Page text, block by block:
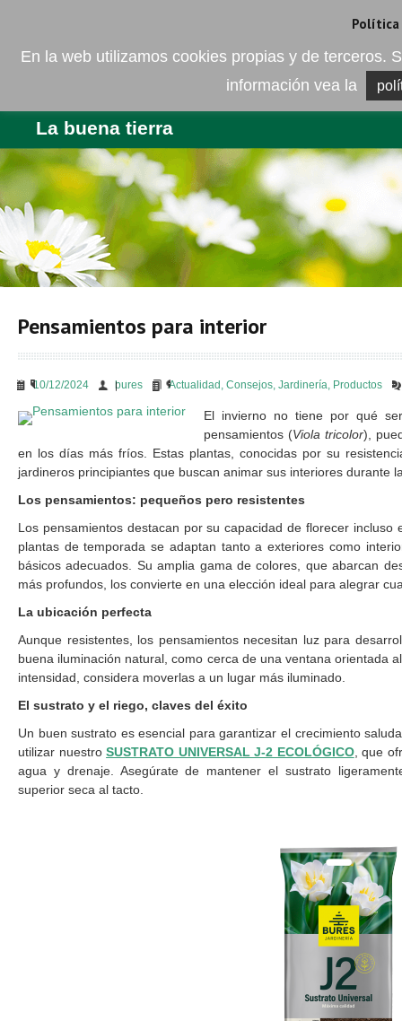
La buena tierra
EMPRESA PRODUCTOS
Pensamientos para interior
10/12/2024 bures Actualidad , Consejos, Jardinería, Productos
El invierno no tiene por qué
pensamientos (Viola tricolor),
en los días más fríos. Estas plantas, conocidas por su
jardineros principiantes que buscan animar sus interiores durante
Los pensamientos: pequeños pero resistentes
Los pensamientos destacan por su capacidad de florecer incluso
plantas de temporada se adaptan tanto a exteriores como
básicos adecuados. Su amplia gama de colores, que abarcan
más profundos, los convierte en una elección ideal para alegrar
La ubicación perfecta
Aunque resistentes, los pensamientos necesitan luz para
buena iluminación natural, como cerca de una ventana orientada
intensidad, considera moverlas a un lugar más iluminado.
El sustrato y el riego, claves del éxito
Un buen sustrato es esencial para garantizar el crecimiento
utilizar nuestroSUSTRATO UNIVERSAL J-2 ECOLÓGICO, que
agua y drenaje. Asegúrate de mantener el sustrato
superior seca al tacto.
Política
En la web utilizamos cookies propias y de terceros.
información vea la